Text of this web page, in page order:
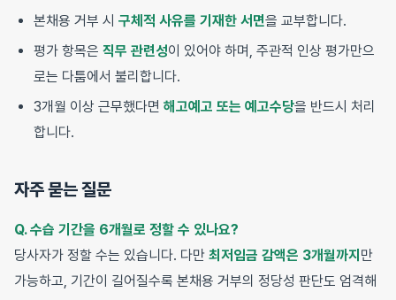
본채용 거부 시 구체적 사유를 기재한 서면을 교부합니다.
평가 항목은 직무 관련성이 있어야 하며, 주관적 인상 평가만으
로는 다툼에서 불리합니다.
3개월 이상 근무했다면 해고예고 또는 예고수당을 반드시 처리
합니다.
자주 묻는 질문
Q. 수습 기간을 6개월로 정할 수 있나요?
당사자가 정할 수는 있습니다. 다만 최저임금 감액은 3개월까지 만
가능하고, 기간이 길어질수록 본채용 거부의 정당성 판단도 엄격해